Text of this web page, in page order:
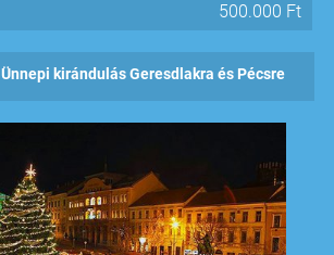
500.000 Ft
Ünnepi kirándulás Geresdlakra és Pécsre